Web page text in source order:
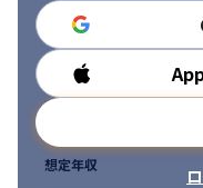
勤務時間
想定年収